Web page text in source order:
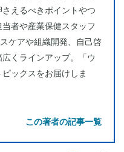
えるべきポイントやつ
者や産業保健スタッフ
ケアや組織開発、自己啓
くラインアップ。「ウ
ックスをお届けしま
この著者の記事一覧